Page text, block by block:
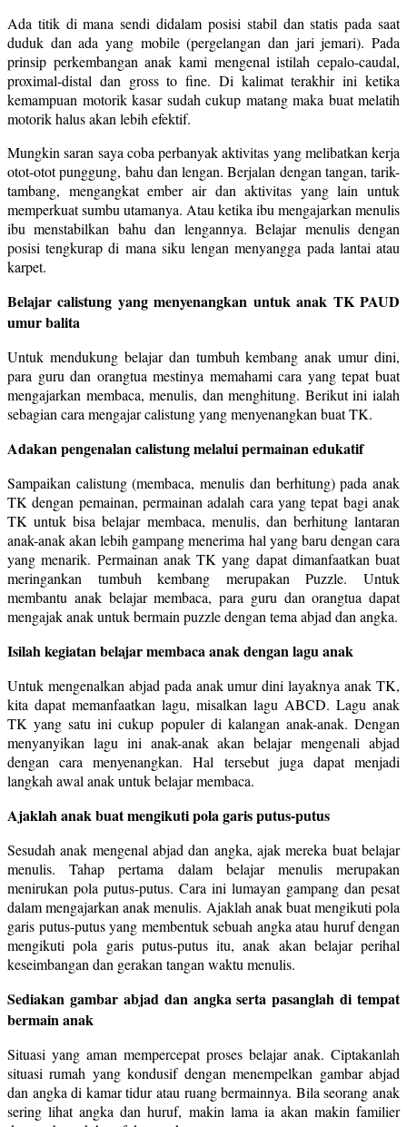
Ada titik di mana sendi didalam posisi stabil dan statis pada saat
duduk dan ada yang mobile (pergelangan dan jari jemari). Pada
prinsip perkembangan anak kami mengenal istilah cepalo-caudal,
proximal-distal dan gross to fine. Di kalimat terakhir ini ketika
kemampuan motorik kasar sudah cukup matang maka buat melatih
motorik halus akan lebih efektif.
Mungkin saran saya coba perbanyak aktivitas yang melibatkan kerja
otot-otot punggung, bahu dan lengan. Berjalan dengan tangan, tarik-
tambang, mengangkat ember air dan aktivitas yang lain untuk
memperkuat sumbu utamanya. Atau ketika ibu mengajarkan menulis
ibu menstabilkan bahu dan lengannya. Belajar menulis dengan
posisi tengkurap di mana siku lengan menyangga pada lantai atau
karpet.
Belajar calistung yang menyenangkan untuk anak TK PAUD
umur balita
Untuk mendukung belajar dan tumbuh kembang anak umur dini,
para guru dan orangtua mestinya memahami cara yang tepat buat
mengajarkan membaca, menulis, dan menghitung. Berikut ini ialah
sebagian cara mengajar calistung yang menyenangkan buat TK.
Adakan pengenalan calistung melalui permainan edukatif
Sampaikan calistung (membaca, menulis dan berhitung) pada anak
TK dengan pemainan, permainan adalah cara yang tepat bagi anak
TK untuk bisa belajar membaca, menulis, dan berhitung lantaran
anak-anak akan lebih gampang menerima hal yang baru dengan cara
yang menarik. Permainan anak TK yang dapat dimanfaatkan buat
meringankan tumbuh kembang merupakan Puzzle. Untuk
membantu anak belajar membaca, para guru dan orangtua dapat
mengajak anak untuk bermain puzzle dengan tema abjad dan angka.
Isilah kegiatan belajar membaca anak dengan lagu anak
Untuk mengenalkan abjad pada anak umur dini layaknya anak TK,
kita dapat memanfaatkan lagu, misalkan lagu ABCD. Lagu anak
TK yang satu ini cukup populer di kalangan anak-anak. Dengan
menyanyikan lagu ini anak-anak akan belajar mengenali abjad
dengan cara menyenangkan. Hal tersebut juga dapat menjadi
langkah awal anak untuk belajar membaca.
Ajaklah anak buat mengikuti pola garis putus-putus
Sesudah anak mengenal abjad dan angka, ajak mereka buat belajar
menulis. Tahap pertama dalam belajar menulis merupakan
menirukan pola putus-putus. Cara ini lumayan gampang dan pesat
dalam mengajarkan anak menulis. Ajaklah anak buat mengikuti pola
garis putus-putus yang membentuk sebuah angka atau huruf dengan
mengikuti pola garis putus-putus itu, anak akan belajar perihal
keseimbangan dan gerakan tangan waktu menulis.
Sediakan gambar abjad dan angka serta pasanglah di tempat
bermain anak
Situasi yang aman mempercepat proses belajar anak. Ciptakanlah
situasi rumah yang kondusif dengan menempelkan gambar abjad
dan angka di kamar tidur atau ruang bermainnya. Bila seorang anak
sering lihat angka dan huruf, makin lama ia akan makin familier